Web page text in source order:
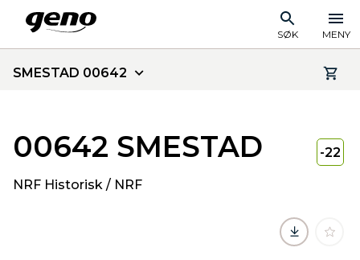
SØK MENY
SMESTAD 00642
00642 SMESTAD
NRF Historisk / NRF
-22